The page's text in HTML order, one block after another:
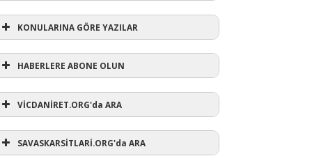
AVUKATA DANIŞ
KONULARINA GÖRE YAZILAR
KONULARINA GÖRE YAZILAR
(1)
ihtarı(3)
HABERLERE ABONE OLUN
VİCDANİRET.ORG'da ARA
SAVASKARSİTLARİ.ORG'da ARA